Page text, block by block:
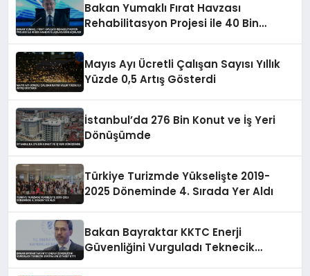
Bakan Yumaklı Fırat Havzası
Rehabilitasyon Projesi ile 40 Bin
Mayıs Ayı Ücretli Çalışan Sayısı Yıllık
Yüzde 0,5 Artış Gösterdi
İstanbul’da 276 Bin Konut ve İş Yeri
Dönüşümde
Türkiye Turizmde Yükselişte 2019-
2025 Döneminde 4. Sırada Yer Aldı
Bakan Bayraktar KKTC Enerji
Güvenliğini Vurguladı Teknecik